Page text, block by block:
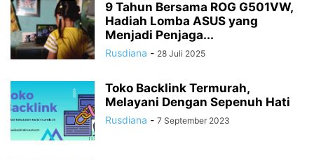
9 Tahun Bersama ROG G501VW,
Hadiah Lomba ASUS yang
Menjadi Penjaga...
Rusdiana - 28 Juli 2025
Toko Backlink Termurah,
Melayani Dengan Sepenuh Hati
Rusdiana - 7 September 2023